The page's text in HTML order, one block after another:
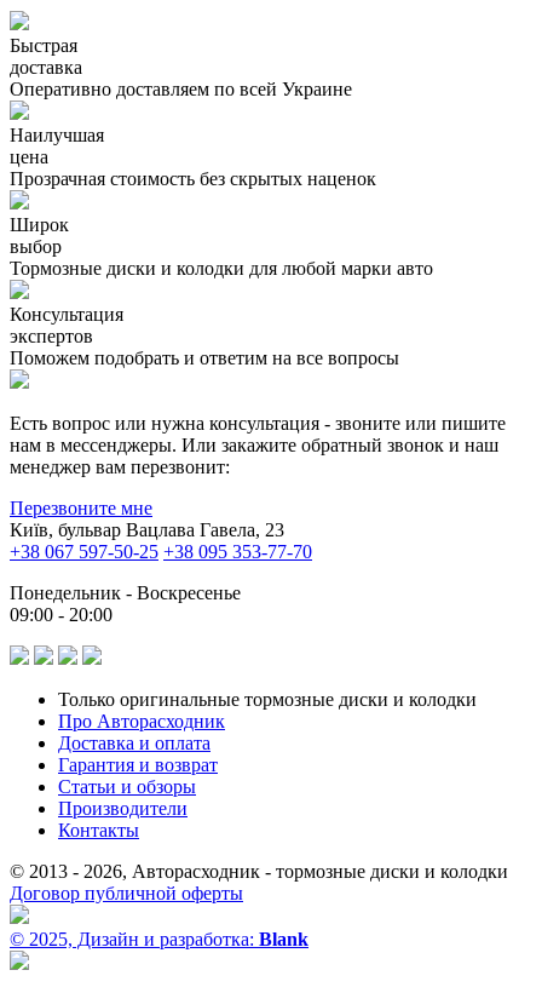
Быстрая
доставка
Оперативно доставляем по всей Украине
Наилучшая
цена
Прозрачная стоимость без скрытых наценок
Широк
выбор
Тормозные диски и колодки для любой марки авто
Консультация
экспертов
Поможем подобрать и ответим на все вопросы
Есть вопрос или нужна консультация - звоните или пишите
нам в мессенджеры. Или закажите обратный звонок и наш
менеджер вам перезвонит:
Перезвоните мне
Київ, бульвар Вацлава Гавела, 23
+38 067 597-50-25 +38 095 353-77-70
Понедельник - Воскресенье
09:00 - 20:00
Только оригинальные тормозные диски и колодки
Про Авторасходник
Доставка и оплата
Гарантия и возврат
Статьи и обзоры
Производители
Контакты
© 2013 - 2026, Авторасходник - тормозные диски и колодки
Договор публичной оферты
© 2025, Дизайн и разработка: Blank